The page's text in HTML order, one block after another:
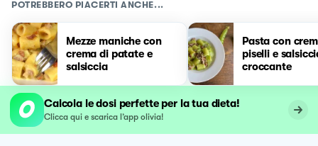
POTREBBERO PIACERTI ANCHE...
Mezze maniche con
crema di patate e
salsiccia
Pasta con
piselli e
croccante
Calcola le dosi perfette per la tua dieta!
Clicca qui e scarica l’app olivia!